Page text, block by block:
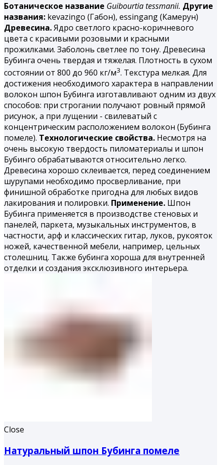
Ботаническое название Guibourtia tessmanii. Другие
названия: kevazingo (Габон), essingang (Камерун)
Древесина.Ядро светлого красно-коричневого
цвета с красивыми розовыми и красными
прожилками. Заболонь светлее по тону. Древесина
Бубинга очень твердая и тяжелая. Плотность в сухом
состоянии от 800 до 960 кг/м3. Текстура мелкая. Для
достижения необходимого характера в направлении
волокон шпон Бубинга изготавливают одним из двух
способов: при строгании получают ровный прямой
рисунок, а при лущении - свилеватый с
концентрическим расположением волокон (Бубинга
помеле). Технологические свойства. Несмотря на
очень высокую твердость пиломатериалы и шпон
Бубинго обрабатываются относительно легко.
Древесина хорошо склеивается, перед соединением
шурупами необходимо просверливание, при
финишной обработке пригодна для любых видов
лакирования и полировки. Применение. Шпон
Бубинга применяется в производстве стеновых и
панелей, паркета, музыкальных инструментов, в
частности, арф и классических гитар, луков, рукояток
ножей, качественной мебели, например, цельных
столешниц. Также бубинга хороша для внутренней
отделки и создания эксклюзивного интерьера.
Close
Натуральный шпон Бубинга помеле